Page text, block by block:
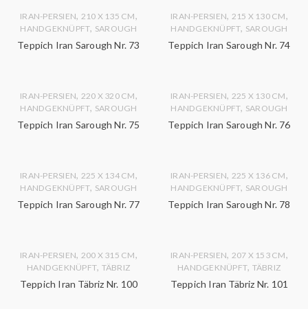
IRAN-PERSIEN, 210 X 135 CM,
HANDGEKNÜPFT, SAROUGH
Teppich Iran Sarough Nr. 73
IRAN-PERSIEN, 215 X 130 CM,
HANDGEKNÜPFT, SAROUGH
Teppich Iran Sarough Nr. 74
IRAN-PERSIEN, 220 X 320 CM,
HANDGEKNÜPFT, SAROUGH
Teppich Iran Sarough Nr. 75
IRAN-PERSIEN, 225 X 130 CM,
HANDGEKNÜPFT, SAROUGH
Teppich Iran Sarough Nr. 76
IRAN-PERSIEN, 225 X 134 CM,
HANDGEKNÜPFT, SAROUGH
Teppich Iran Sarough Nr. 77
IRAN-PERSIEN, 225 X 136 CM,
HANDGEKNÜPFT, SAROUGH
Teppich Iran Sarough Nr. 78
IRAN-PERSIEN, 200 X 315 CM,
HANDGEKNÜPFT, TÄBRIZ
Teppich Iran Täbriz Nr. 100
IRAN-PERSIEN, 207 X 153 CM,
HANDGEKNÜPFT, TÄBRIZ
Teppich Iran Täbriz Nr. 101